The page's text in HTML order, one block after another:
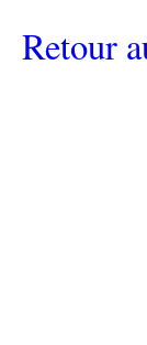
Retour